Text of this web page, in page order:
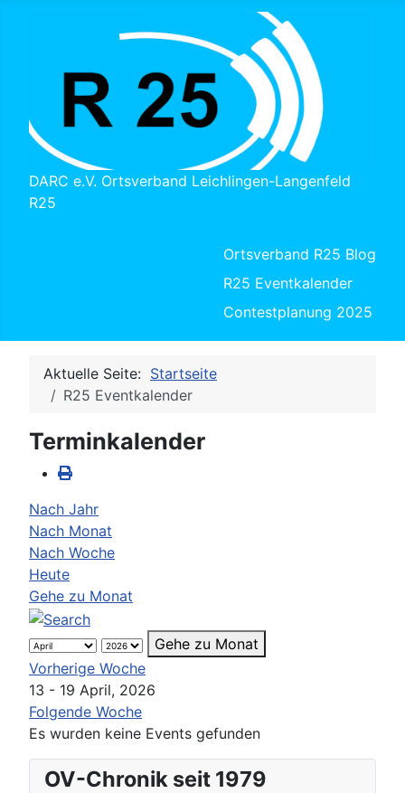
DARC e.V. Ortsverband Leichlingen-Langenfeld
R25
Ortsverband R25 Blog
R25 Eventkalender
Contestplanung 2025
OV-Chronik seit 1979
Aktuelle Seite: Startseite
R25 Eventkalender
Terminkalender
Nach Jahr
Nach Monat
Nach Woche
Heute
Gehe zu Monat
Gehe zu Monat
Vorherige Woche
13 - 19 April, 2026
Folgende Woche
Es wurden keine Events gefunden